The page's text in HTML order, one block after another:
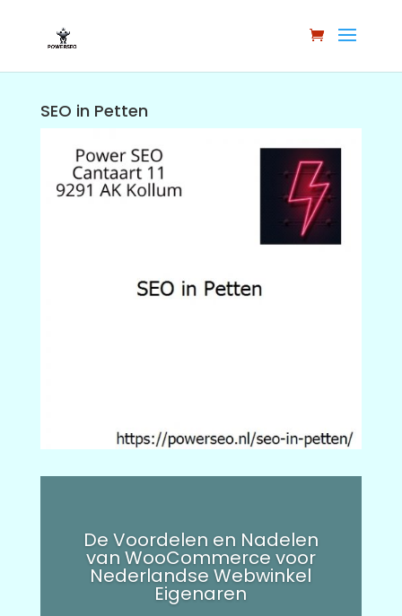
SEO in Petten
De Voordelen en Nadelen
van WooCommerce voor
Nederlandse Webwinkel
Eigenaren